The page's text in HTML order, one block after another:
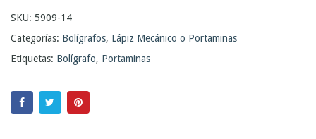
SKU: 5909-14
Categorías: Bolígrafos, Lápiz Mecánico o Portaminas
Etiquetas: Bolígrafo, Portaminas